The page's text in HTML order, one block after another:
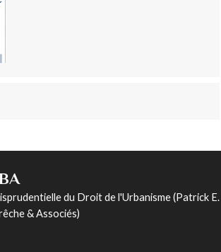
du Droit de l'Urbanisme (Patrick E.
& Associés)